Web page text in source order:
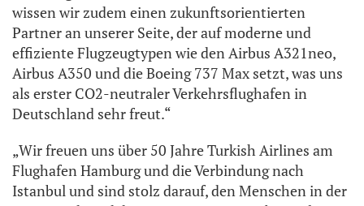
wissen wir zudem einen zukunftsorientierten
Partner an unserer Seite, der auf moderne und
effiziente Flugzeugtypen wie den Airbus A321neo,
Airbus A350 und die Boeing 737 Max setzt, was uns
als erster CO2-neutraler Verkehrsflughafen in
Deutschland sehr freut.“
„Wir freuen uns über 50 Jahre Turkish Airlines am
Flughafen Hamburg und die Verbindung nach
Istanbul und sind stolz darauf, den Menschen in der